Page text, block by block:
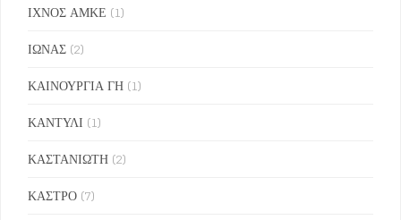
ΙΧΝΟΣ ΑΜΚΕ (1)
ΙΩΝΑΣ (2)
ΚΑΙΝΟΥΡΓΙΑ ΓΗ (1)
ΚΑΝΤΥΛΙ (1)
ΚΑΣΤΑΝΙΩΤΗ (2)
ΚΑΣΤΡΟ (7)